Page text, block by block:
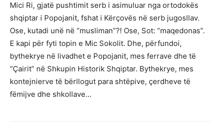
Mici Ri, gjatë pushtimit serb i asimuluar nga ortodokës
shqiptar i Popojanit, fshat i Kërçovës në serb jugosllav.
Ose, kutadi unë në “musliman”?! Ose, Sot: “maqedonas”.
E kapi për fyti topin e Mic Sokolit. Dhe, përfundoi,
bythekrye në livadhet e Popojanit, mes ferrave dhe të
“Çairit” në Shkupin Historik Shqiptar. Bythekrye, mes
kontejnierve të bërllogut para shtëpive, çerdheve të
fëmijve dhe shkollave…